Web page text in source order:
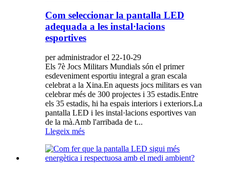
Com seleccionar la pantalla LED
adequada a les instal·lacions
esportives
per administrador el 22-10-29
Els 7è Jocs Militars Mundials són el primer
esdeveniment esportiu integral a gran escala
celebrat a la Xina.En aquests jocs militars es van
celebrar més de 300 projectes i 35 estadis.Entre
els 35 estadis, hi ha espais interiors i exteriors.La
pantalla LED i les instal·lacions esportives van
de la mà.Amb l'arribada de t...
Llegeix més